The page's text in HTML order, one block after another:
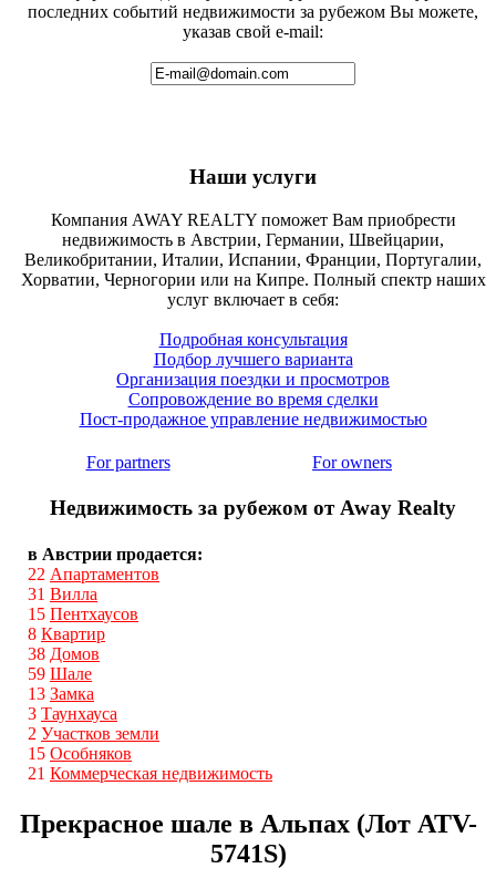
последних событий недвижимости за рубежом Вы можете,
указав свой e-mail:
Наши услуги
Компания AWAY REALTY поможет Вам приобрести
недвижимость в Австрии, Германии, Швейцарии,
Великобритании, Италии, Испании, Франции, Португалии,
Хорватии, Черногории или на Кипре. Полный спектр наших
услуг включает в себя:
Подробная консультация
Подбор лучшего варианта
Организация поездки и просмотров
Сопровождение во время сделки
Пост-продажное управление недвижимостью
For partners For owners
Недвижимость за рубежом от Away Realty
в Австрии продается:
22 Апартаментов
31 Вилла
15 Пентхаусов
8 Квартир
38 Домов
59 Шале
13 Замка
3 Таунхауса
2 Участков земли
15 Особняков
21 Коммерческая недвижимость
Прекрасное шале в Альпах (Лот ATV-
5741S)